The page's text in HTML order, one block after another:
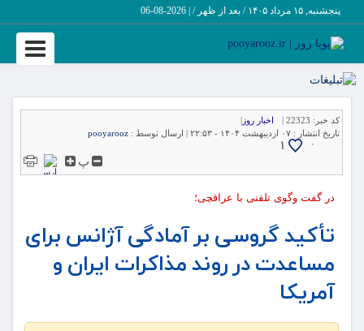
پنجشنبه, ۱۵ مرداد ۱۴۰۵ / بعد از ظهر / 2026-08-06
Toggle
کد خبر: 22323 | اخبار روز |
تاریخ انتشار : ۰۷ اردیبهشت ۱۴۰۴ - ۲۲:۵۳ | ارسال توسط : pooyarooz
۰
1
پ
در گفت وگوی تلفنی با عراقچی؛
تأکید گروسی بر آمادگی آژانس برای
مساعدت در روند مذاکرات ایران و
آمریکا